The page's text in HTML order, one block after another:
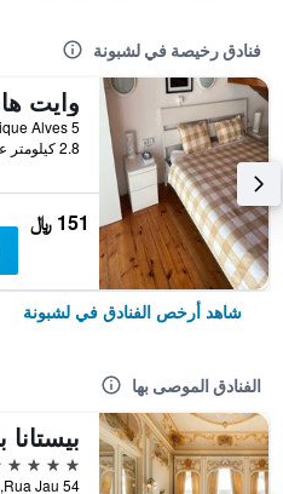
فنادق رخيصة في لشبونة
2.8 كيلومتر عن وسط المدينة
151 ﷼
شاهد أرخص الفنادق في لشبونة
الفنادق الموصى بها
5 نجوم